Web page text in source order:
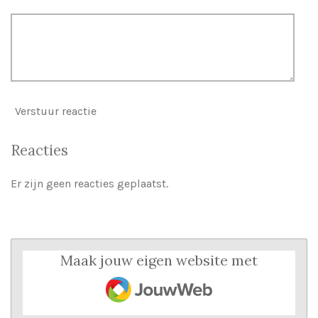
Verstuur reactie
Reacties
Er zijn geen reacties geplaatst.
Maak jouw eigen website met
JouwWeb